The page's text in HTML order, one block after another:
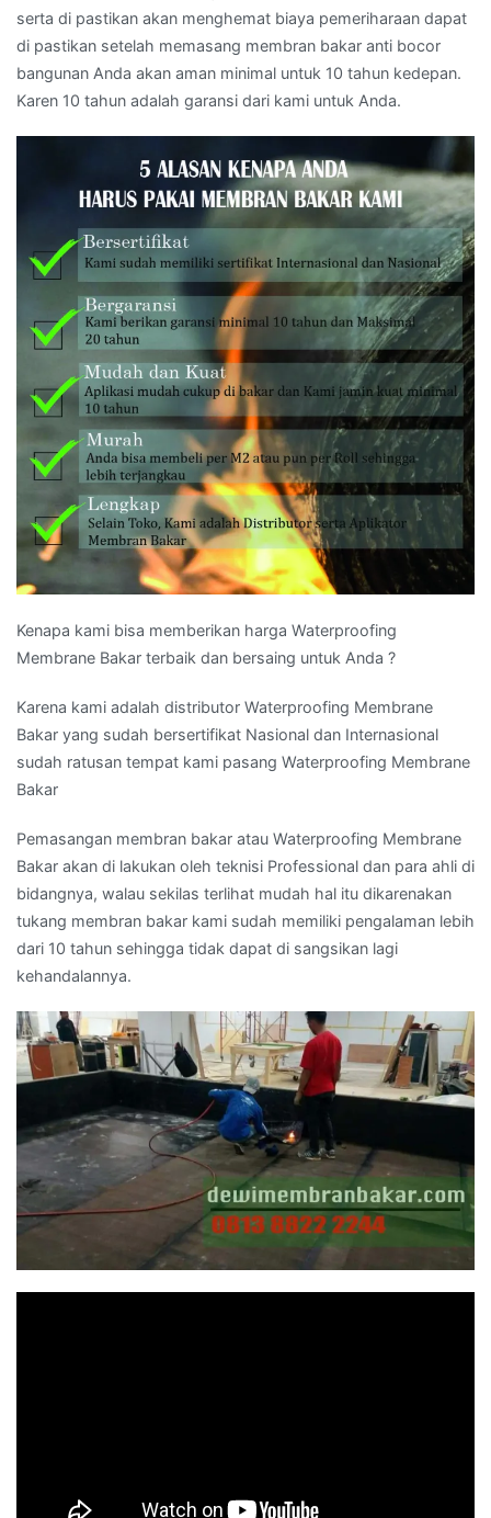
serta di pastikan akan menghemat biaya pemeriharaan dapat
di pastikan setelah memasang membran bakar anti bocor
bangunan Anda akan aman minimal untuk 10 tahun kedepan.
Karen 10 tahun adalah garansi dari kami untuk Anda.
Kenapa kami bisa memberikan harga Waterproofing
Membrane Bakar terbaik dan bersaing untuk Anda ?
Karena kami adalah distributor Waterproofing Membrane
Bakar yang sudah bersertifikat Nasional dan Internasional
sudah ratusan tempat kami pasang Waterproofing Membrane
Bakar
Pemasangan membran bakar atau Waterproofing Membrane
Bakar akan di lakukan oleh teknisi Professional dan para ahli di
bidangnya, walau sekilas terlihat mudah hal itu dikarenakan
tukang membran bakar kami sudah memiliki pengalaman lebih
dari 10 tahun sehingga tidak dapat di sangsikan lagi
kehandalannya.